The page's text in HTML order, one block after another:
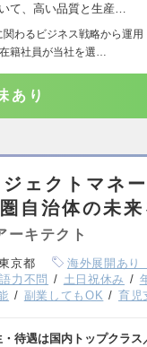
て、高い品質と生産…
わるビジネス戦略から運
籍社員が当社を選…
あり
ェクトマネ
自治体の未来
ーキテクト
京都 海外展開あり
力不問 土日祝休み
副業してもOK 育児
待遇は国内トップクラ